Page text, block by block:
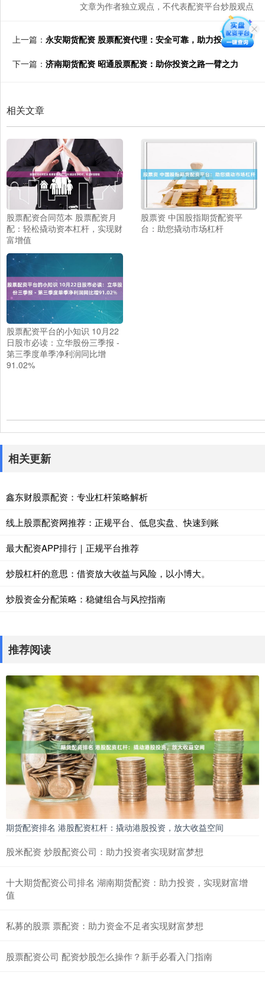
文章为作者独立观点，不代表配资平台炒股观点
上一篇： 永安期货配资 股票配资代理：安全可靠，助力投资获利
下一篇： 济南期货配资 昭通股票配资：助你投资之路一臂之力
相关文章
股票配资合同范本 股票配资月
配：轻松撬动资本杠杆，实现财
富增值
股票资 中国股指期货配资平
台：助您撬动市场杠杆
股票配资平台的小知识 10月22
日股市必读：立华股份三季报 -
第三季度单季净利润同比增
91.02%
相关更新
鑫东财股票配资：专业杠杆策略解析
线上股票配资网推荐：正规平台、低息实盘、快速到账
最大配资APP排行｜正规平台推荐
炒股杠杆的意思：借资放大收益与风险，以小博大。
炒股资金分配策略：稳健组合与风控指南
推荐阅读
期货配资排名 港股配资杠杆：撬动港股投资，放大收益空间
股米配资 炒股配资公司：助力投资者实现财富梦想
十大期货配资公司排名 湖南期货配资：助力投资，实现财富增
值
私募的股票 票配资：助力资金不足者实现财富梦想
股票配资公司 配资炒股怎么操作？新手必看入门指南